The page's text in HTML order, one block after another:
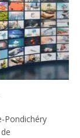
Pondichéry